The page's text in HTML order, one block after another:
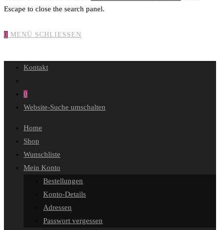
Escape to close the search panel.
0 MENÜ SCHLIESSEN
Kontakt
0
Website-Suche umschalten
Home
Shop
Wunschliste
Mein Konto
Bestellungen
Konto-Details
Adressen
Passwort vergessen